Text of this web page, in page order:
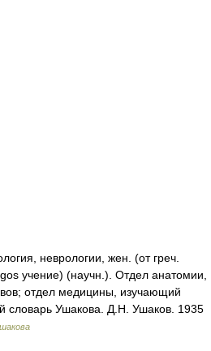
неврологии, жен. (от греч.
учение) (научн.). Отдел анатомии,
отдел медицины, изучающий
словарь Ушакова. Д.Н. Ушаков. 1935